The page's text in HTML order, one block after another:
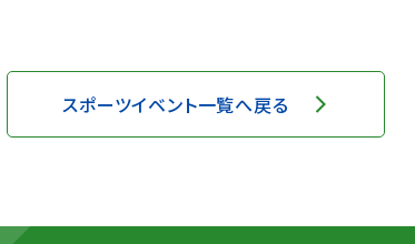
スポーツイベント一覧へ戻る